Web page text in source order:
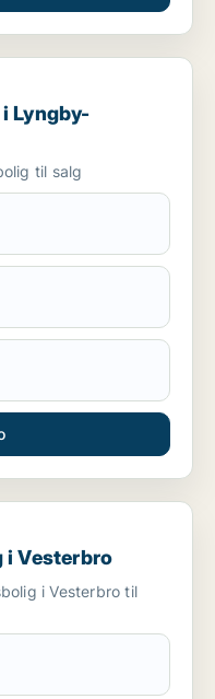
Taarbæk eller Gentofte
Lyngby-
til salg
i Vesterbro
i Vesterbro til